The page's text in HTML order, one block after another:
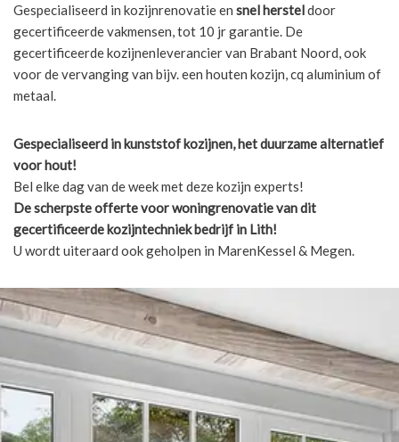
Gespecialiseerd in kozijnrenovatie en snel hersteldoor
gecertificeerde vakmensen, tot 10 jr garantie. De
gecertificeerde kozijnenleverancier van Brabant Noord, ook
voor de vervanging van bijv. een houten kozijn, cq aluminium of
metaal.
Gespecialiseerd in kunststof kozijnen, het duurzame alternatief
voor hout!
Bel elke dag van de week met deze kozijn experts!
De scherpsteofferte voor woningrenovatie van dit
gecertificeerde kozijntechniek bedrijf in Lith!
U wordt uiteraard ook geholpen in MarenKessel & Megen.